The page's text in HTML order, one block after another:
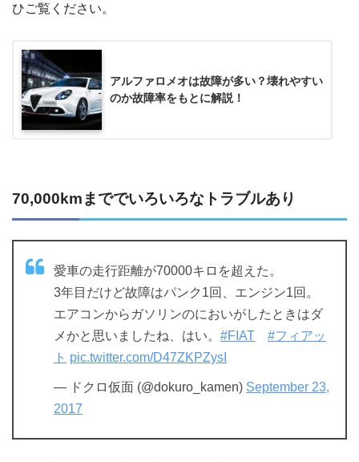
ひご覧ください。
アルファロメオは故障が多い？壊れやすい
のか故障率をもとに解説！
70,000kmまででいろいろなトラブルあり
愛車の走行距離が70000キロを超えた。
3年目だけど故障はパンク1回、エンジン1回。
エアコンからガソリンのにおいがしたときはダ
メかと思いましたね、はい。 #FIAT
#フィアッ
ト pic.twitter.com/D47ZKPZysI
— ドクロ仮面 (@dokuro_kamen) September 23,
2017